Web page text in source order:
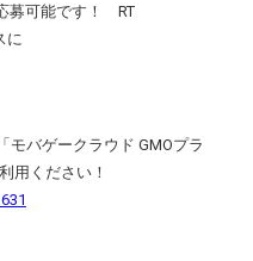
募可能です！ RT
に
モバゲークラウド GMOプラ
用ください！